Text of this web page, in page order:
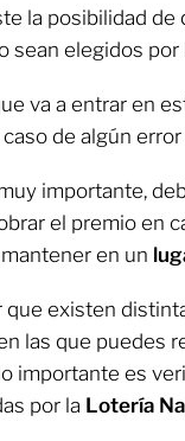
la posibilidad
sean elegidos por
va a entrar en
caso de algún
importante,
el premio en
en un
que existen
las que puedes
importante es
por la Lotería